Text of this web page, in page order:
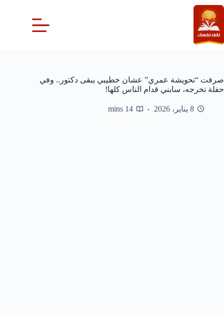
التجاوز
إلى
المحتوى
صرفت “تحويشة عمري” عشان خطيبي يبقى دكتور.. وفي
حفلة تخرجه، سابني قدام الناس كلها!
8 يناير، 2026 14 mins